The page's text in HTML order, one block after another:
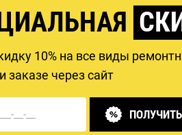
10% на все виды
заказе через сайт